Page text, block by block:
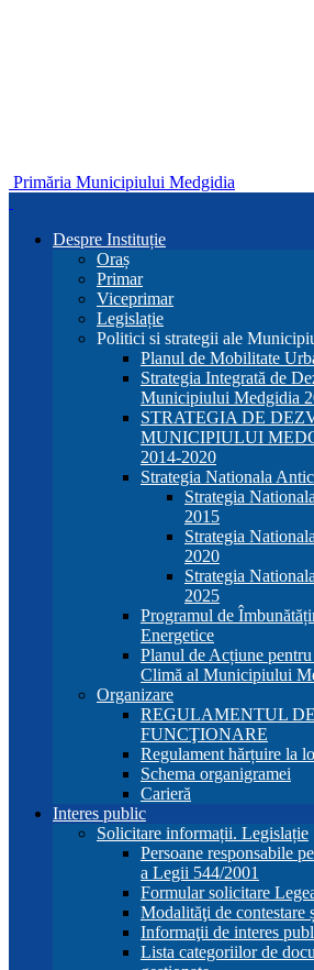
Primăria Municipiului Medgidia
Despre Instituție
Oraș
Primar
Viceprimar
Legislație
Politici si strategii ale
Planul de Mobilitate
Strategia Integrată de
Municipiului Medgidia
STRATEGIA DE
MUNICIPIULUI
2014-2020
Strategia Nationala
Strategia
2015
Strategia
2020
Strategia
2025
Programul de
Energetice
Planul de Acțiune
Climă al Municipiului
Organizare
REGULAMENTUL
FUNCŢIONARE
Regulament hărțuire la
Schema organigramei
Carieră
Interes public
Solicitare informații. Legislație
Persoane responsabile
a Legii 544/2001
Formular solicitare
Modalităţi de contestare
Informaţii de interes
Lista categoriilor de